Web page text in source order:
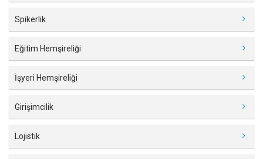
Spikerlik
Eğitim Hemşireliği
İşyeri Hemşireliği
Girişimcilik
Lojistik